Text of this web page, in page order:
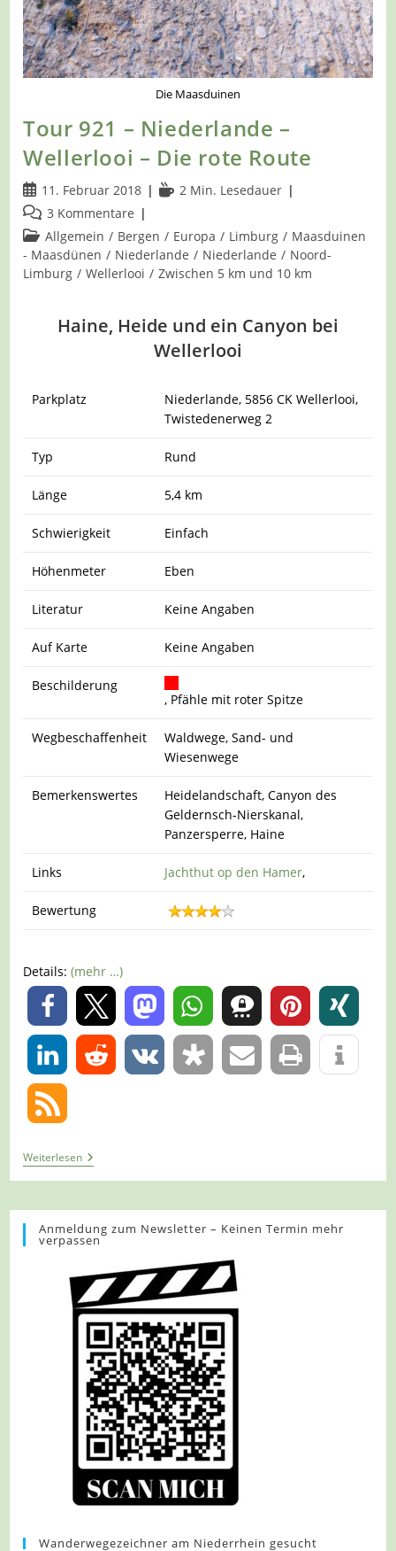
Die Maasduinen
Tour 921 – Niederlande –
Wellerlooi – Die rote Route
Beitrag
veröffentlicht:
11. Februar 2018 Lesedauer:
2 Min. Lesedauer
Beitrags-
Kommentare:
3 Kommentare
Beitrags-
Kategorie:
Allgemein / Bergen / Europa / Limburg / Maasduinen
- Maasdünen / Niederlande / Niederlande / Noord-
Limburg / Wellerlooi / Zwischen 5 km und 10 km
Haine, Heide und ein Canyon bei
Wellerlooi
Parkplatz Niederlande, 5856 CK Wellerlooi,
Twistedenerweg 2
Typ Rund
Länge 5,4 km
Schwierigkeit Einfach
Höhenmeter Eben
Literatur Keine Angaben
Auf Karte Keine Angaben
Beschilderung
, Pfähle mit roter Spitze
Wegbeschaffenheit
Waldwege, Sand- und
Wiesenwege
Bemerkenswertes
Heidelandschaft, Canyon des
Geldernsch-Nierskanal,
Panzersperre, Haine
Links Jachthut op den Hamer,
Bewertung
Details:(mehr …)
0
0
WeiterlesenTour
921
–
–
Wellerlooi
–
Rote
Route
Anmeldung zum Newsletter – Keinen Termin mehr
verpassen
Wanderwegezeichner am Niederrhein gesucht